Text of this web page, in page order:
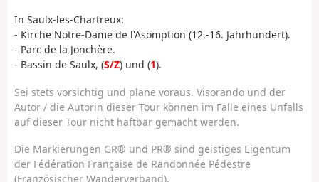
In Saulx-les-Chartreux:
- Kirche Notre-Dame de l'Asomption (12.-16. Jahrhundert).
- Parc de la Jonchère.
- Bassin de Saulx, (S/Z) und (1).
Sei stets vorsichtig und plane voraus. Visorando und der
Autor / die Autorin dieser Tour können im Falle eines Unfalls
auf dieser Tour nicht haftbar gemacht werden.
Die Markierungen GR® und PR® sind geistiges Eigentum
der Fédération Française de Randonnée Pédestre
(Französischer Wanderverband).